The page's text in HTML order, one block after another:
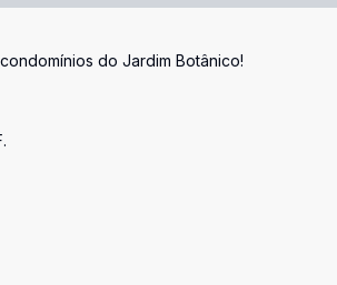
do Jardim Botânico!